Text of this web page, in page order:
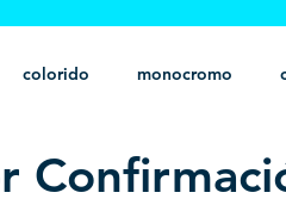
colorido monocromo
infantil HD sin